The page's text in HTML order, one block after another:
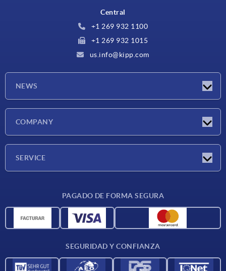
Central
+1 269 932 1100
+1 269 932 1015
us.info@kipp.com
NEWS
COMPANY
SERVICE
Materiales
PAGADO DE FORMA SEGURA
SEGURIDAD Y CONFIANZA